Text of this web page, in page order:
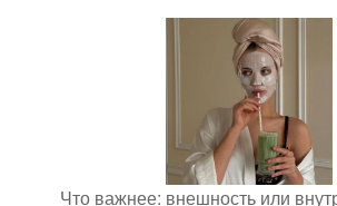
Что важнее: внешность или